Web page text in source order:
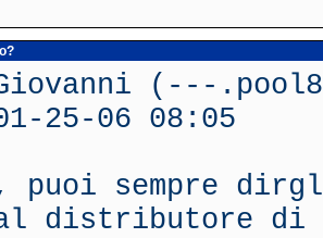
(---
25-06 08:05
puoi sempre
distributore di